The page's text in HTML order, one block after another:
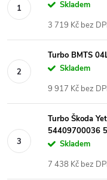
Skladem
3 719 Kč bez
Turbo BMTS
Skladem
9 917 Kč bez
Turbo Škoda
54409700036
Skladem
7 438 Kč bez